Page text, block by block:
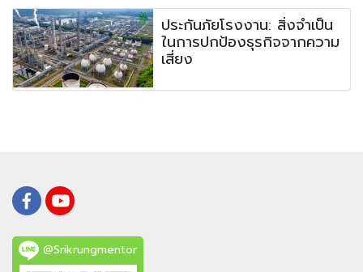
ประกันภัยโรงงาน: สิ่งจำเป็น
ในการปกป้องธุรกิจจากความ
เสี่ยง
@Srikrungmentor